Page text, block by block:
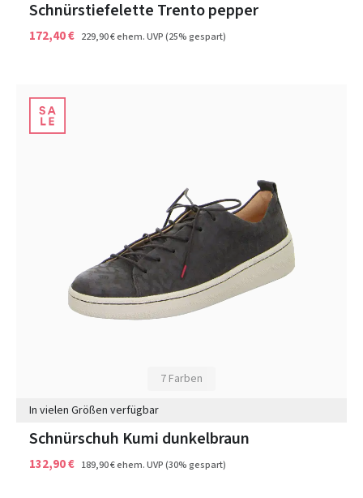
Schnürstiefelette Trento pepper
172,40 € 229,90 €ehem. UVP(25% gespart)
7 Farben
In vielen Größen verfügbar
Schnürschuh Kumi dunkelbraun
132,90 € 189,90 €ehem. UVP(30% gespart)